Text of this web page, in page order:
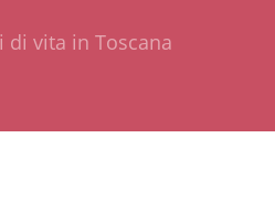
di vita in Toscana